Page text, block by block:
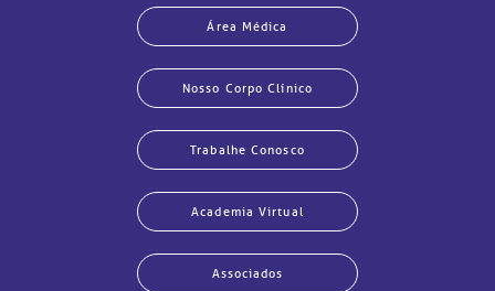
Área Médica
Nosso Corpo Clínico
Trabalhe Conosco
Academia Virtual
Associados